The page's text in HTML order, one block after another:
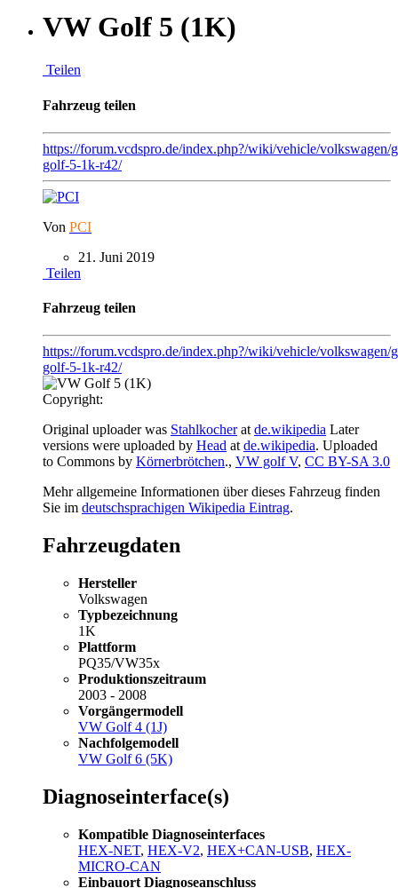
VW Golf 5 (1K)
Teilen
Fahrzeug teilen
https://forum.vcdspro.de/index.php?/wiki/vehicle/volkswagen/
golf-5-1k-r42/
Von PCI
21. Juni 2019
Teilen
Fahrzeug teilen
https://forum.vcdspro.de/index.php?/wiki/vehicle/volkswagen/
golf-5-1k-r42/
Copyright:
Original uploader was Stahlkocheratde.wikipedia Later
versions were uploaded by Head atde.wikipedia. Uploaded
to Commons by Körnerbrötchen., VW golf V, CC BY-SA 3.0
Mehr allgemeine Informationen über dieses Fahrzeug finden
Sie im deutschsprachigen Wikipedia Eintrag.
Fahrzeugdaten
Hersteller
Volkswagen
Typbezeichnung
1K
Plattform
PQ35/VW35x
Produktionszeitraum
2003 - 2008
Vorgängermodell
VW Golf 4 (1J)
Nachfolgemodell
VW Golf 6 (5K)
Diagnoseinterface(s)
Kompatible Diagnoseinterfaces
HEX-NET, HEX-V2, HEX+CAN-USB, HEX-
MICRO-CAN
Einbauort Diagnoseanschluss